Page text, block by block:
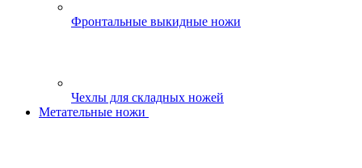
Фронтальные выкидные ножи
Чехлы для складных ножей
Метательные ножи